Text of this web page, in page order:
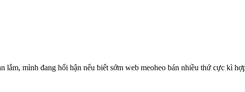
mình đang hối hận nếu biết sớm web meoheo bán nhiều thứ cực kì